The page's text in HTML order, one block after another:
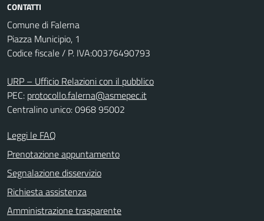
CONTATTI
Comune di Falerna
Piazza Municipio, 1
Codice fiscale / P. IVA:00376490793
URP – Ufficio Relazioni con il pubblico
PEC: protocollo.falerna@asmepec.it
Centralino unico: 0968 95002
Leggi le FAQ
Prenotazione appuntamento
Segnalazione disservizio
Richiesta assistenza
Amministrazione trasparente